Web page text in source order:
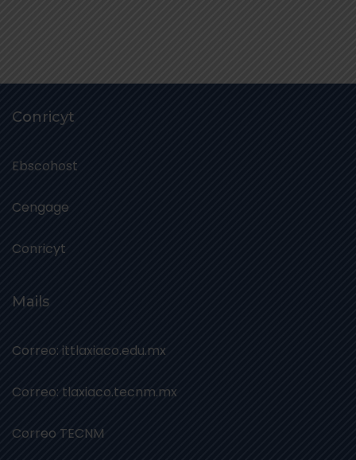
Conricyt
Ebscohost
Cengage
Conricyt
Mails
Correo: ittlaxiaco.edu.mx
Correo: tlaxiaco.tecnm.mx
Correo TECNM